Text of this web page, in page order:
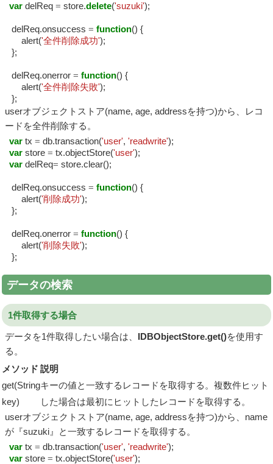
var delReq = store.delete('suzuki');
delReq.onsuccess = function() {
alert('全件削除成功');
};
delReq.onerror = function() {
alert('全件削除失敗');
};
userオブジェクトストア(name, age, addressを持つ)から、レコ
ードを全件削除する。
var tx = db.transaction('user', 'readwrite');
var store = tx.objectStore('user');
var delReq= store.clear();
delReq.onsuccess = function() {
alert('削除成功');
};
delReq.onerror = function() {
alert('削除失敗');
};
データの検索
1件取得する場合
データを1件取得したい場合は、 IDBObjectStore.get()を使用す
る。
メソッド 説明
get(String
key)
キーの値と一致するレコードを取得する。複数件ヒット
した場合は最初にヒットしたレコードを取得する。
userオブジェクトストア(name, age, addressを持つ)から、name
が『suzuki』と一致するレコードを取得する。
var tx = db.transaction('user', 'readwrite');
var store = tx.objectStore('user');